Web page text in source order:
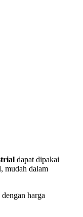
dapat dipakai
mudah dalam
harga